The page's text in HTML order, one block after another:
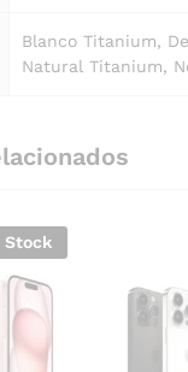
Blanco Titanium,
Natural Titanium,
Stock